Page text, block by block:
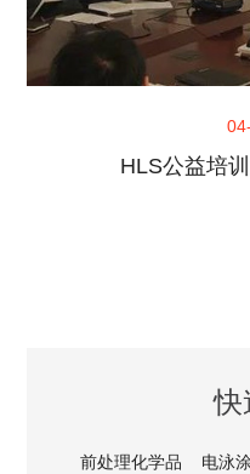
HLS公益培
快
前处理化学品 电泳